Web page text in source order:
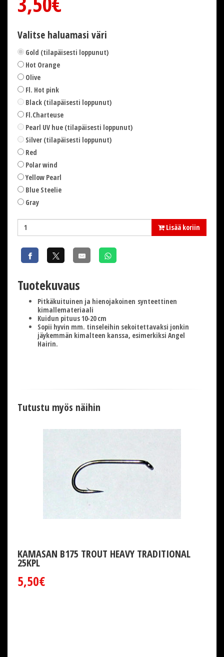
Valitse haluamasi väri
Gold (tilapäisesti loppunut)
Hot Orange
Olive
Fl. Hot pink
Black (tilapäisesti loppunut)
Fl.Charteuse
Pearl UV hue (tilapäisesti loppunut)
Silver (tilapäisesti loppunut)
Red
Polar wind
Yellow Pearl
Blue Steelie
Gray
Lisää koriin
Tuotekuvaus
Pitkäkuituinen ja hienojakoinen synteettinen
kimallemateriaali
Kuidun pituus 10-20 cm
Sopii hyvin mm. tinseleihin sekoitettavaksi jonkin
jäykemmän kimalteen kanssa, esimerkiksi Angel
Hairin.
Tutustu myös näihin
KAMASAN B175 TROUT HEAVY TRADITIONAL
25KPL
5,50€